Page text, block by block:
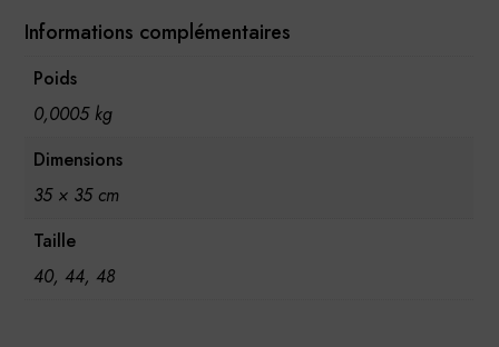
Informations complémentaires
Poids
0,0005 kg
Dimensions
35 × 35 cm
Taille
40, 44, 48